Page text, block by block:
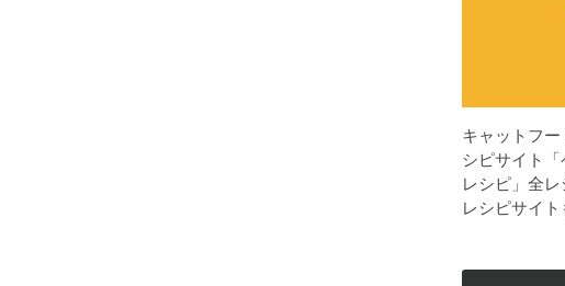
キャットフ
シピサイト
レシピ」全
レシピサイト